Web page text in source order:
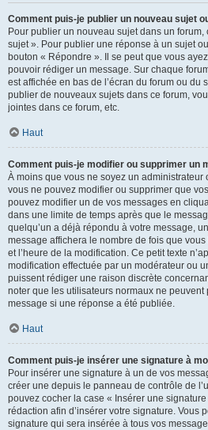
Comment puis-je publier un nouveau sujet
Pour publier un nouveau sujet dans un
sujet ». Pour publier une réponse à un sujet
bouton « Répondre ». Il se peut que vous
pouvoir rédiger un message. Sur chaque
est affichée en bas de l’écran du forum ou du
publier de nouveaux sujets dans ce forum,
jointes dans ce forum, etc.
Haut
Comment puis-je modifier ou supprimer un
À moins que vous ne soyez un administrateur
vous ne pouvez modifier ou supprimer que
pouvez modifier un de vos messages en
dans une limite de temps après que le
quelqu’un a déjà répondu à votre message,
message affichera le nombre de fois que
et l’heure de la modification. Ce petit texte
modification effectuée par un modérateur ou
puissent rédiger une raison discrète
noter que les utilisateurs normaux ne peuvent
message si une réponse a été publiée.
Haut
Comment puis-je insérer une signature à
Pour insérer une signature à un de vos
créer une depuis le panneau de contrôle de
pouvez cocher la case « Insérer une
rédaction afin d’insérer votre signature. Vous
signature qui sera insérée à tous vos